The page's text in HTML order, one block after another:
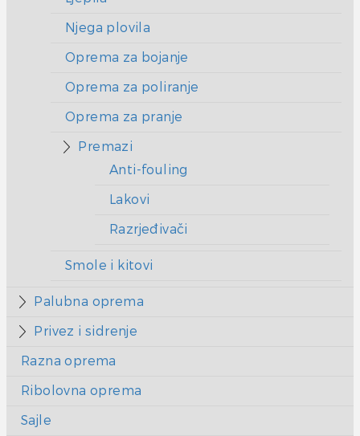
Njega plovila
Oprema za bojanje
Oprema za poliranje
Oprema za pranje
Premazi
Anti-fouling
Lakovi
Razrjeđivači
Smole i kitovi
Palubna oprema
Privez i sidrenje
Razna oprema
Ribolovna oprema
Sajle